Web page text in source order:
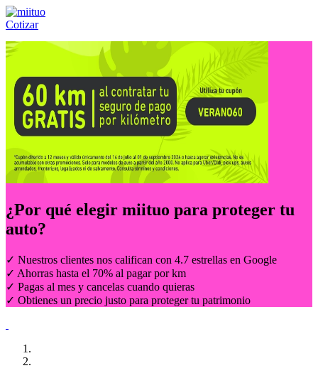
Cotizar
Llámanos al:(55) 84-21-05-00 ó
¿Por qué elegir miituo para proteger tu
auto?
✓ Nuestros clientes nos califican con 4.7 estrellas en Google
✓ Ahorras hasta el 70% al pagar por km
✓ Pagas al mes y cancelas cuando quieras
✓ Obtienes un precio justo para proteger tu patrimonio